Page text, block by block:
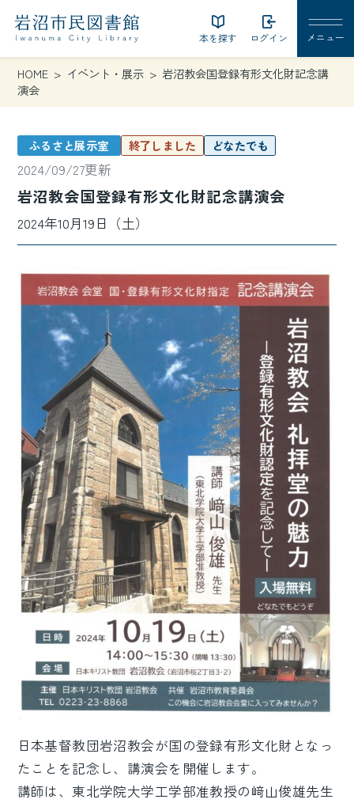
本を探す ログイン
HOME イベント・展示
岩沼教会国登録有形文化財記念講
演会
ふるさと展示室 終了しました どなたでも
2024/09/27更新
岩沼教会国登録有形文化財記念講演会
2024年10月19日（土）
日本基督教団岩沼教会が国の登録有形文化財となっ
たことを記念し、講演会を開催します。
講師は、東北学院大学工学部准教授の﨑山俊雄先生